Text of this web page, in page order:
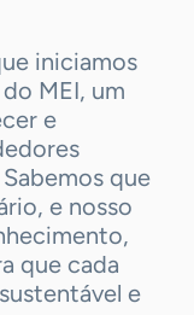
iniciamos
MEI, um
e
que
e nosso
que cada
e